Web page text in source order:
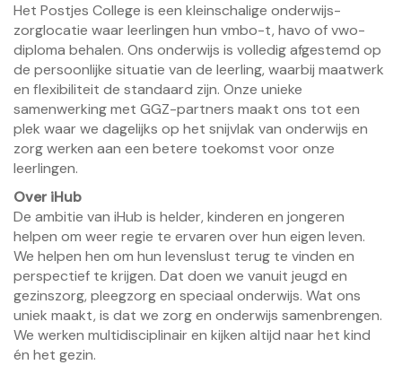
Het Postjes College is een kleinschalige onderwijs-
zorglocatie waar leerlingen hun vmbo-t, havo of vwo-
diploma behalen. Ons onderwijs is volledig afgestemd op
de persoonlijke situatie van de leerling, waarbij maatwerk
en flexibiliteit de standaard zijn. Onze unieke
samenwerking met GGZ-partners maakt ons tot een
plek waar we dagelijks op het snijvlak van onderwijs en
zorg werken aan een betere toekomst voor onze
leerlingen.
Over iHub
De ambitie van iHub is helder, kinderen en jongeren
helpen om weer regie te ervaren over hun eigen leven.
We helpen hen om hun levenslust terug te vinden en
perspectief te krijgen. Dat doen we vanuit jeugd en
gezinszorg, pleegzorg en speciaal onderwijs. Wat ons
uniek maakt, is dat we zorg en onderwijs samenbrengen.
We werken multidisciplinair en kijken altijd naar het kind
én het gezin.